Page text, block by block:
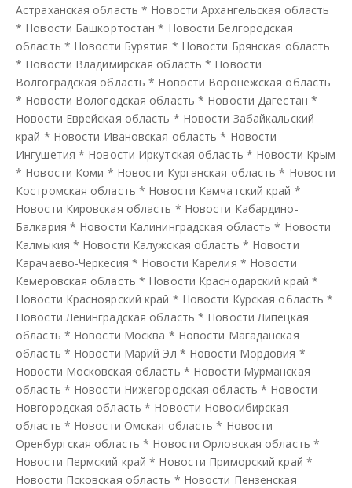
Астраханская область * Новости Архангельская область
* Новости Башкортостан * Новости Белгородская
область * Новости Бурятия * Новости Брянская область
* Новости Владимирская область * Новости
Волгоградская область * Новости Воронежская область
* Новости Вологодская область * Новости Дагестан *
Новости Еврейская область * Новости Забайкальский
край * Новости Ивановская область * Новости
Ингушетия * Новости Иркутская область * Новости Крым
* Новости Коми * Новости Курганская область * Новости
Костромская область * Новости Камчатский край *
Новости Кировская область * Новости Кабардино-
Балкария * Новости Калининградская область * Новости
Калмыкия * Новости Калужская область * Новости
Карачаево-Черкесия * Новости Карелия * Новости
Кемеровская область * Новости Краснодарский край *
Новости Красноярский край * Новости Курская область *
Новости Ленинградская область * Новости Липецкая
область * Новости Москва * Новости Магаданская
область * Новости Марий Эл * Новости Мордовия *
Новости Московская область * Новости Мурманская
область * Новости Нижегородская область * Новости
Новгородская область * Новости Новосибирская
область * Новости Омская область * Новости
Оренбургская область * Новости Орловская область *
Новости Пермский край * Новости Приморский край *
Новости Псковская область * Новости Пензенская